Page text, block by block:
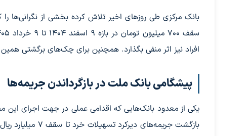
بانک مرکزی طی روزهای اخیر تلاش کرده بخشی از نگرانی‌ها
افراد نیز اثر منفی بگذارد. همچنین برای چک‌های برگشتی
پیشگامی بانک ملت در بازگرداندن جریمه‌ها
یکی از معدود بانک‌هایی که اقدامی عملی در جهت اجرای این